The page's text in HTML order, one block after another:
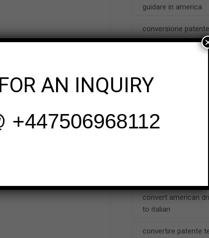
guidare in america
conversione
italiana
conversione
conversione
conversione
conversione
convert american
to italian
convertire patente
AN INQUIRY
+447506968112